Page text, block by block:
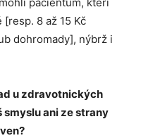
8 až 15 Kč
dohromady], nýbrž i
u zdravotnických
ani ze strany